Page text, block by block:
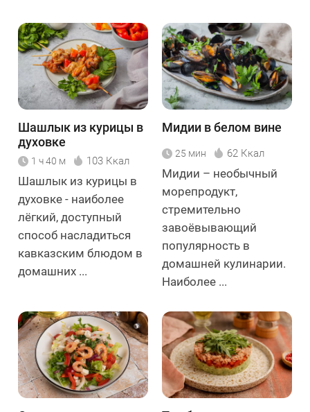
Шашлык из курицы в
духовке
1 ч 40 м 103 Ккал
Шашлык из курицы в
духовке - наиболее
лёгкий, доступный
способ насладиться
кавказским блюдом в
домашних ...
Мидии в белом вине
25 мин 62 Ккал
Мидии – необычный
морепродукт,
стремительно
завоёвывающий
популярность в
домашней кулинарии.
Наиболее ...